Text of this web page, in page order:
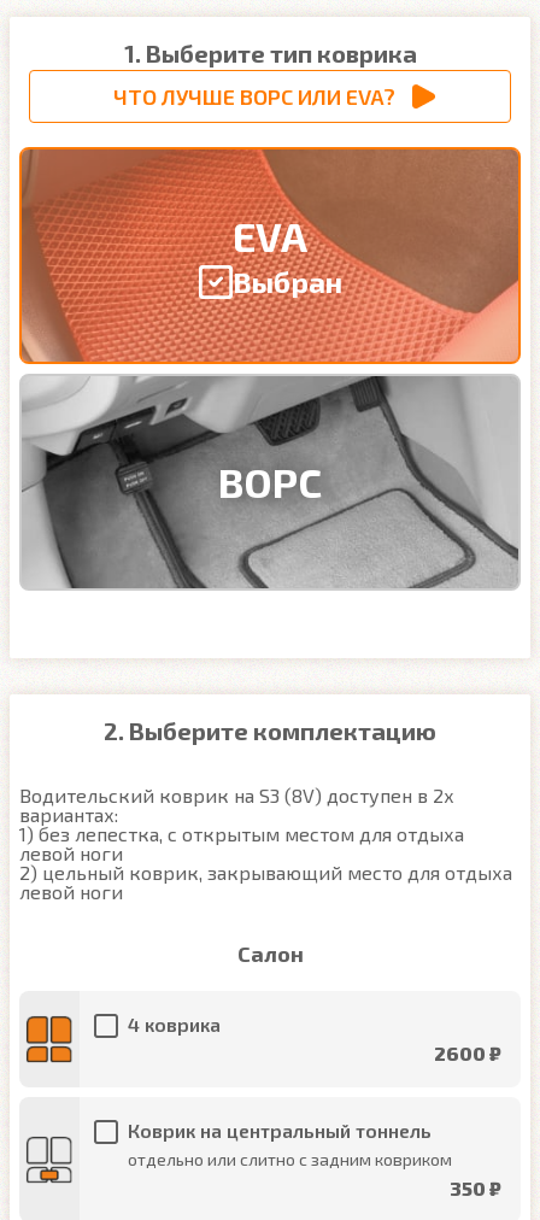
1. Выберите тип коврика
ЧТО ЛУЧШЕ ВОРС ИЛИ EVA?
EVA
Выбран
ВОРС
2. Выберите комплектацию
Водительский коврик на S3 (8V) доступен в 2х
вариантах:
1) без лепестка, с открытым местом для отдыха
левой ноги
2) цельный коврик, закрывающий место для отдыха
левой ноги
Салон
4 коврика
2600 ₽
Коврик на центральный тоннель
отдельно или слитно с задним ковриком
350 ₽